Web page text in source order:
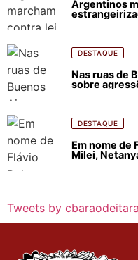
Argentinos
DESTAQUE
Nas ruas de
sobre
DESTAQUE
Em nome de
Milei,
Tweets by